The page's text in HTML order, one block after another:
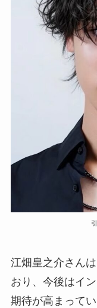
江畑皇之介さん
おり、今後はイ
期待が高まってい